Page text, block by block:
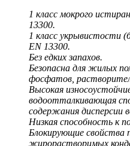
1 класс мокрого
13300.
1 класс укрывистости
EN 13300.
Без едких запахов.
Безопасна для жилых
фосфатов,
Высокая
водоотталкивающая
содержания дисперсии
Низкая способность к
Блокирующие свойства
жирорастворимых